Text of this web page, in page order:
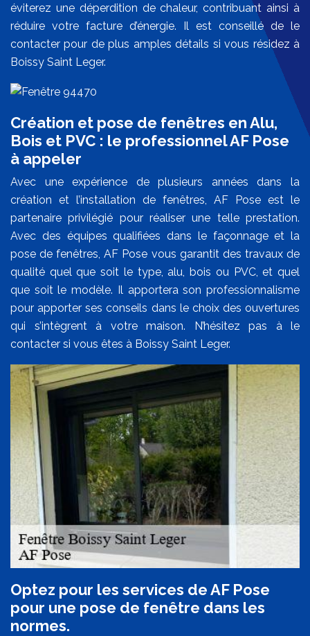
éviterez une déperdition de chaleur, contribuant ainsi à
réduire votre facture d’énergie. Il est conseillé de le
contacter pour de plus amples détails si vous résidez à
Boissy Saint Leger.
Création et pose de fenêtres en Alu,
Bois et PVC : le professionnel AF Pose
à appeler
Avec une expérience de plusieurs années dans la
création et l’installation de fenêtres, AF Pose est le
partenaire privilégié pour réaliser une telle prestation.
Avec des équipes qualifiées dans le façonnage et la
pose de fenêtres, AF Pose vous garantit des travaux de
qualité quel que soit le type, alu, bois ou PVC, et quel
que soit le modèle. Il apportera son professionnalisme
pour apporter ses conseils dans le choix des ouvertures
qui s’intègrent à votre maison. N’hésitez pas à le
contacter si vous êtes à Boissy Saint Leger.
Optez pour les services de AF Pose
pour une pose de fenêtre dans les
normes.